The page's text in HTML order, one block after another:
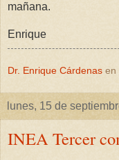
mañana.
Enrique
Dr. Enrique Cárdenas en
lunes, 15 de
INEA Tercer